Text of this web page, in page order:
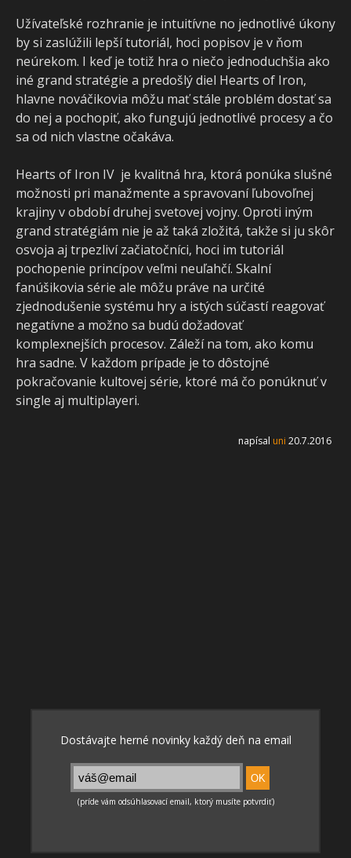
Užívateľské rozhranie je intuitívne no jednotlivé úkony
by si zaslúžili lepší tutoriál, hoci popisov je v ňom
neúrekom. I keď je totiž hra o niečo jednoduchšia ako
iné grand stratégie a predošlý diel Hearts of Iron,
hlavne nováčikovia môžu mať stále problém dostať sa
do nej a pochopiť, ako fungujú jednotlivé procesy a čo
sa od nich vlastne očakáva.
Hearts of Iron IV je kvalitná hra, ktorá ponúka slušné
možnosti pri manažmente a spravovaní ľubovoľnej
krajiny v období druhej svetovej vojny. Oproti iným
grand stratégiám nie je až taká zložitá, takže si ju skôr
osvoja aj trpezliví začiatočníci, hoci im tutoriál
pochopenie princípov veľmi neuľahčí. Skalní
fanúšikovia série ale môžu práve na určité
zjednodušenie systému hry a istých súčastí reagovať
negatívne a možno sa budú dožadovať
komplexnejších procesov. Záleží na tom, ako komu
hra sadne. V každom prípade je to dôstojné
pokračovanie kultovej série, ktoré má čo ponúknuť v
single aj multiplayeri.
napísal uni 20.7.2016